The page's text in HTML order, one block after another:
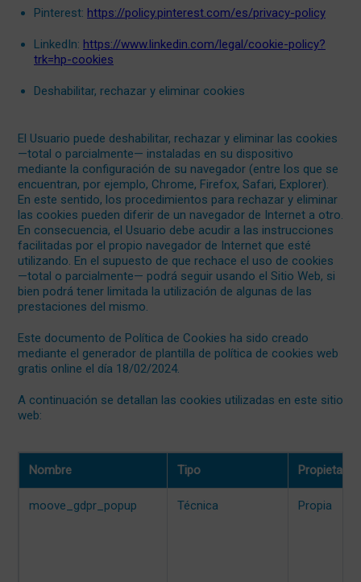
Pinterest: https://policy.pinterest.com/es/privacy-policy
LinkedIn: https://www.linkedin.com/legal/cookie-policy?
trk=hp-cookies
Deshabilitar, rechazar y eliminar cookies
El Usuario puede deshabilitar, rechazar y eliminar las cookies
—total o parcialmente— instaladas en su dispositivo
mediante la configuración de su navegador (entre los que se
encuentran, por ejemplo, Chrome, Firefox, Safari, Explorer).
En este sentido, los procedimientos para rechazar y eliminar
las cookies pueden diferir de un navegador de Internet a otro.
En consecuencia, el Usuario debe acudir a las instrucciones
facilitadas por el propio navegador de Internet que esté
utilizando. En el supuesto de que rechace el uso de cookies
—total o parcialmente— podrá seguir usando el Sitio Web, si
bien podrá tener limitada la utilización de algunas de las
prestaciones del mismo.
Este documento de Política de Cookies ha sido creado
mediante el generador de plantilla de política de cookies web
gratis online el día 18/02/2024.
A continuación se detallan las cookies utilizadas en este sitio
web:
Nombre Tipo Propietario
moove_gdpr_popup Técnica Propia